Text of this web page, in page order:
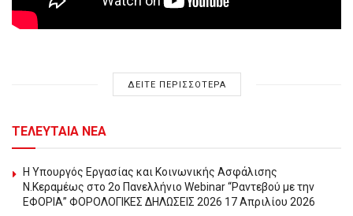
ΔΕΙΤΕ ΠΕΡΙΣΣΟΤΕΡΑ
ΤΕΛΕΥΤΑΙΑ ΝΕΑ
Η Υπουργός Εργασίας και Κοινωνικής Ασφάλισης
Ν.Κεραμέως στο 2o Πανελλήνιο Webinar “Ραντεβού με την
ΕΦΟΡΙΑ” ΦΟΡΟΛΟΓΙΚΕΣ ΔΗΛΩΣΕΙΣ 2026 17 Απριλίου 2026